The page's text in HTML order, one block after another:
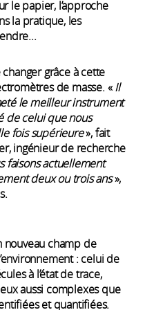
le papier, l’approche
la pratique, les
grâce à cette
de masse. «Il
le meilleur instrument
de celui que nous
fois supérieure», fait
ingénieur de recherche
faisons actuellement
deux ou trois ans»,
nouveau champ de
: celui de
à l’état de trace,
aussi complexes que
et quantifiées.